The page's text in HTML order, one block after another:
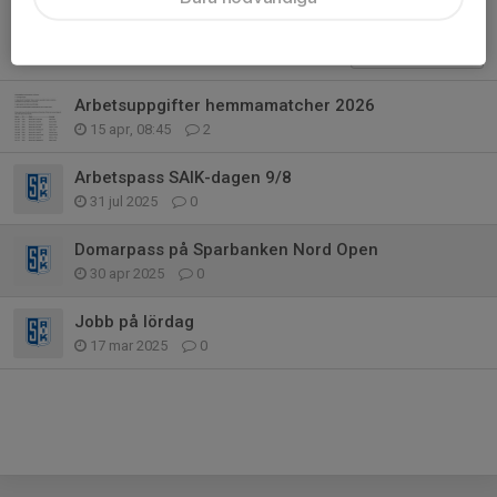
Arbetsuppgifter hemmamatcher 2026
15 apr, 08:45 2
Arbetspass SAIK-dagen 9/8
31 jul 2025 0
Domarpass på Sparbanken Nord Open
30 apr 2025 0
Jobb på lördag
17 mar 2025 0